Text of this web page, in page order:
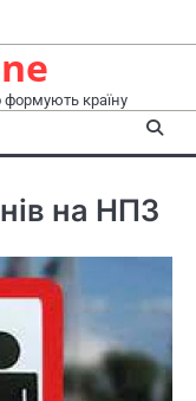
формують країну
на НПЗ